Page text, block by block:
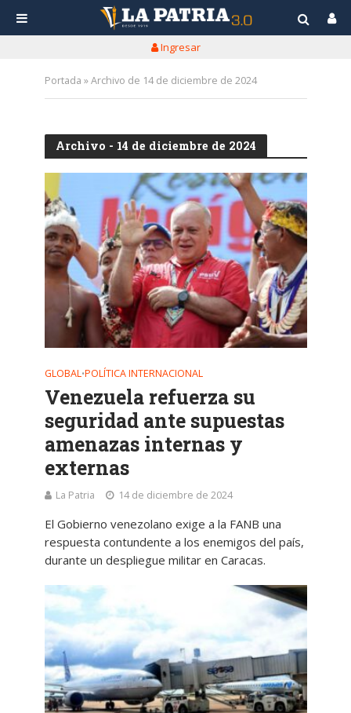
Ingresar
Portada »Archivo de 14 de diciembre de 2024
Archivo - 14 de diciembre de 2024
GLOBAL•POLÍTICA INTERNACIONAL
Venezuela refuerza su
seguridad ante supuestas
amenazas internas y
externas
La Patria 14 de diciembre de 2024
El Gobierno venezolano exige a la FANB una
respuesta contundente a los enemigos del país,
durante un despliegue militar en Caracas.